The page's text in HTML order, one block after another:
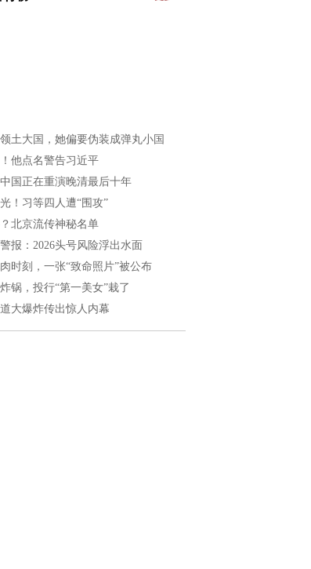
土大国，她偏要伪装成弹丸小国
他点名警告习近平
国正在重演晚清最后十年
！习等四人遭“围攻”
北京流传神秘名单
报：2026头号风险浮出水面
时刻，一张“致命照片”被公布
锅，投行“第一美女”栽了
大爆炸传出惊人内幕